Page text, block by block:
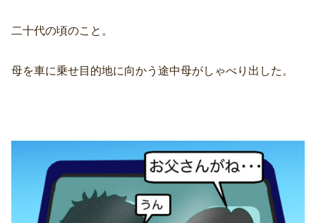
二十代の頃のこと。
母を車に乗せ目的地に向かう途中母がしゃべり出した。